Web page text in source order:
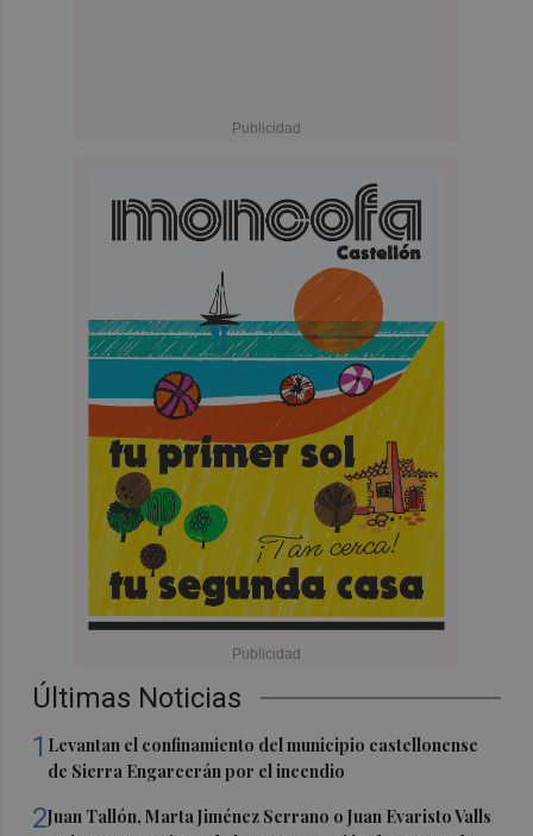
Últimas Noticias
1 Levantan el confinamiento del municipio castellonense
de Sierra Engarcerán por el incendio
2Juan Tallón, Marta Jiménez Serrano o Juan Evaristo Valls